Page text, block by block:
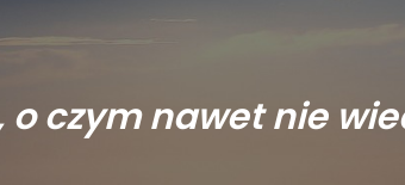
o czym nawet nie